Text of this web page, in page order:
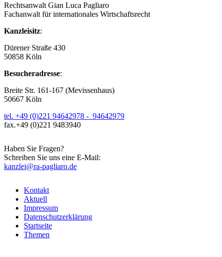
Rechtsanwalt Gian Luca Pagliaro
Fachanwalt für internationales Wirtschaftsrecht
Kanzleisitz:
Dürener Straße 430
50858 Köln
Besucheradresse:
Breite Str. 161-167 (Mevissenhaus)
50667 Köln
tel. +49 (0)221 94642978 - 94642979
fax.+49 (0)221 9483940
Haben Sie Fragen?
Schreiben Sie uns eine E-Mail:
kanzlei@ra-pagliaro.de
Kontakt
Aktuell
Impressum
Datenschutzerklärung
Startseite
Themen